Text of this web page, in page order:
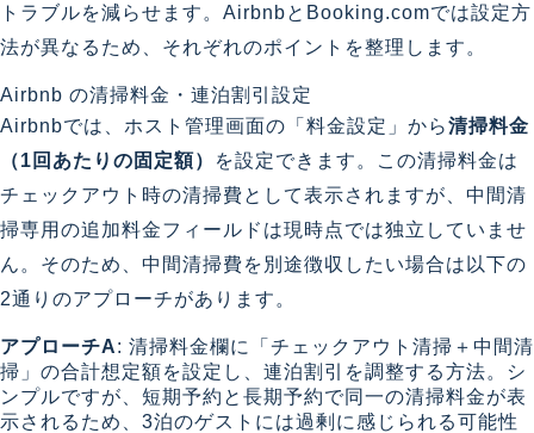
トラブルを減らせます。AirbnbとBooking.comでは設定方
法が異なるため、それぞれのポイントを整理します。
Airbnb の清掃料金・連泊割引設定
Airbnbでは、ホスト管理画面の「料金設定」から清掃料金
（1回あたりの固定額）
を設定できます。この清掃料金は
チェックアウト時の清掃費として表示されますが、中間清
掃専用の追加料金フィールドは現時点では独立していませ
ん。そのため、中間清掃費を別途徴収したい場合は以下の
2通りのアプローチがあります。
アプローチA: 清掃料金欄に「チェックアウト清掃＋中間清
掃」の合計想定額を設定し、連泊割引を調整する方法。シ
ンプルですが、短期予約と長期予約で同一の清掃料金が表
示されるため、3泊のゲストには過剰に感じられる可能性